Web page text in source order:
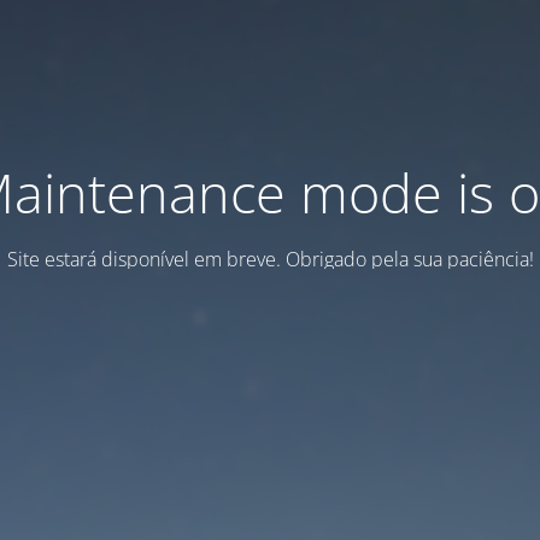
mode is
Site estará disponível em breve. Obrigado pela sua paciência!